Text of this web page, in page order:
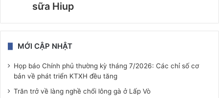
sữa Hiup
MỚI CẬP NHẬT
Họp báo Chính phủ thường kỳ tháng 7/2026: Các chỉ số cơ
bản về phát triển KTXH đều tăng
Trăn trở về làng nghề chổi lông gà ở Lấp Vò